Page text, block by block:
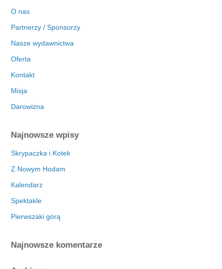
O nas
Partnerzy / Sponsorzy
Nasze wydawnictwa
Oferta
Kontakt
Misja
Darowizna
Najnowsze wpisy
Skrypaczka i Kotek
Z Nowym Hodam
Kalendarz
Spektakle
Pierwszaki górą
Najnowsze komentarze